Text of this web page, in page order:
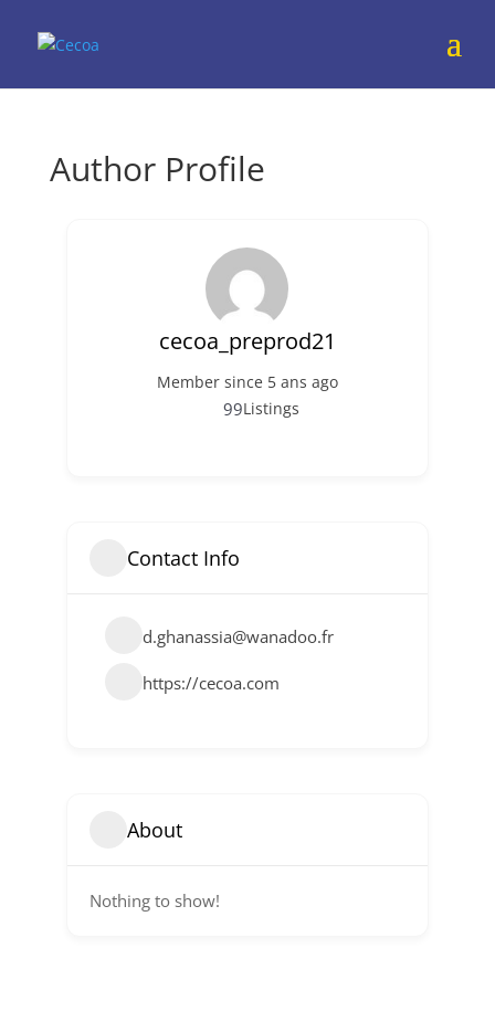
Author Profile
cecoa_preprod21
Member since 5 ans ago
99Listings
Contact Info
d.ghanassia@wanadoo.fr
https://cecoa.com
About
Nothing to show!